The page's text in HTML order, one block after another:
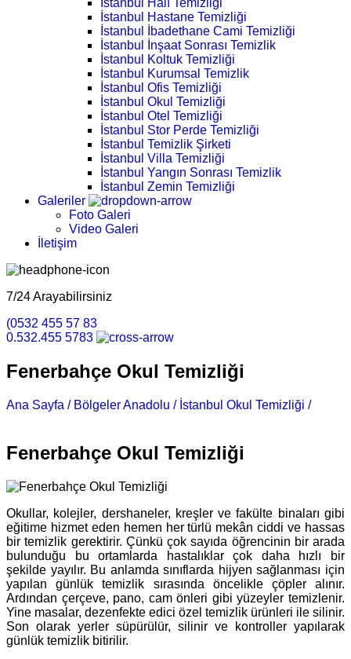
İstanbul Halı Temizliği
İstanbul Hastane Temizliği
İstanbul İbadethane Cami Temizliği
İstanbul İnşaat Sonrası Temizlik
İstanbul Koltuk Temizliği
İstanbul Kurumsal Temizlik
İstanbul Ofis Temizliği
İstanbul Okul Temizliği
İstanbul Otel Temizliği
İstanbul Stor Perde Temizliği
İstanbul Temizlik Şirketi
İstanbul Villa Temizliği
İstanbul Yangın Sonrası Temizlik
İstanbul Zemin Temizliği
Galeriler
Foto Galeri
Video Galeri
İletişim
7/24 Arayabilirsiniz
(0532 455 57 83
0.532.455 5783
Fenerbahçe Okul Temizliği
Ana Sayfa / Bölgeler Anadolu / İstanbul Okul Temizliği /
Fenerbahçe Okul Temizliği
Okullar, kolejler, dershaneler, kreşler ve fakülte binaları gibi
eğitime hizmet eden hemen her türlü mekân ciddi ve hassas
bir temizlik gerektirir. Çünkü çok sayıda öğrencinin bir arada
bulunduğu bu ortamlarda hastalıklar çok daha hızlı bir
şekilde yayılır. Bu anlamda sınıflarda hijyen sağlanması için
yapılan günlük temizlik sırasında öncelikle çöpler alınır.
Ardından çerçeve, pano, cam önleri gibi yüzeyler temizlenir.
Yine masalar, dezenfekte edici özel temizlik ürünleri ile silinir.
Son olarak yerler süpürülür, silinir ve kontroller yapılarak
günlük temizlik bitirilir.